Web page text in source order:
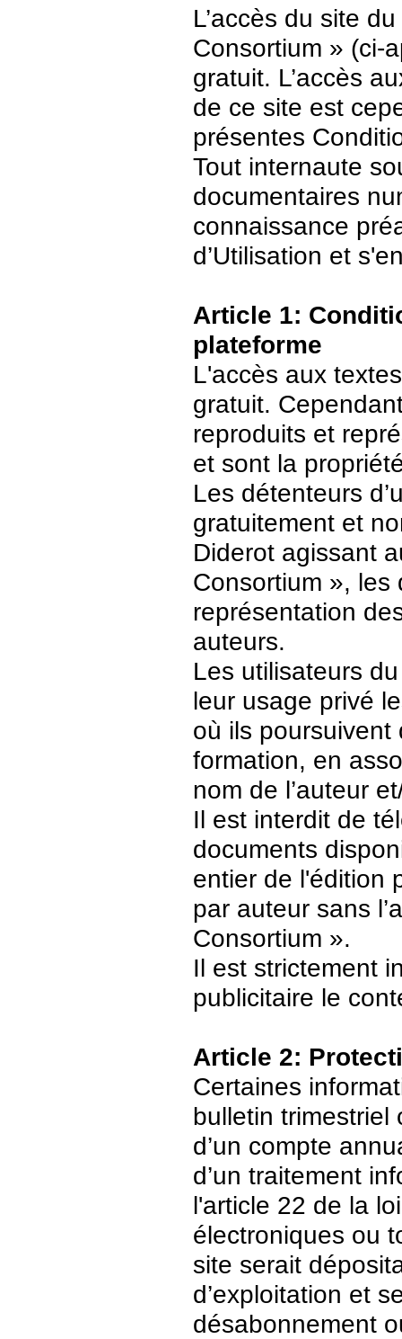
L’accès du site
Consortium » (ci-
gratuit. L’accès
de ce site est
présentes
Tout internaute
documentaires
connaissance
d’Utilisation et
Article 1:
plateforme
L'accès aux
gratuit.
reproduits et
et sont la
Les détenteurs
gratuitement et
Diderot agissant
Consortium », les
représentation
auteurs.
Les utilisateurs
leur usage privé
où ils
formation, en
nom de l’auteur
Il est interdit de
documents
entier de l'édition
par auteur sans
Consortium ».
Il est strictement
publicitaire le
Article 2:
Certaines
bulletin trimestriel
d’un compte
d’un traitement
l'article 22 de la
électroniques ou
site serait
d’exploitation et
désabonnement